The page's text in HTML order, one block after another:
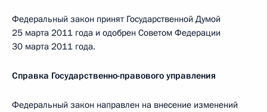
Федеральный закон принят Государственной Думой
25 марта 2011 года и одобрен Советом Федерации
30 марта 2011 года.
Справка Государственно-правового управления
Федеральный закон направлен на внесение изменений